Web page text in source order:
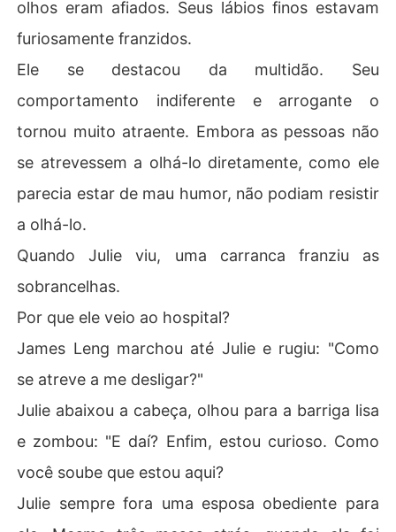
olhos eram afiados. Seus lábios finos estavam
furiosamente franzidos.
Ele se destacou da multidão. Seu
comportamento indiferente e arrogante o
tornou muito atraente. Embora as pessoas não
se atrevessem a olhá-lo diretamente, como ele
parecia estar de mau humor, não podiam resistir
a olhá-lo.
Quando Julie viu, uma carranca franziu as
sobrancelhas.
Por que ele veio ao hospital?
James Leng marchou até Julie e rugiu: "Como
se atreve a me desligar?"
Julie abaixou a cabeça, olhou para a barriga lisa
e zombou: "E daí? Enfim, estou curioso. Como
você soube que estou aqui?
Julie sempre fora uma esposa obediente para